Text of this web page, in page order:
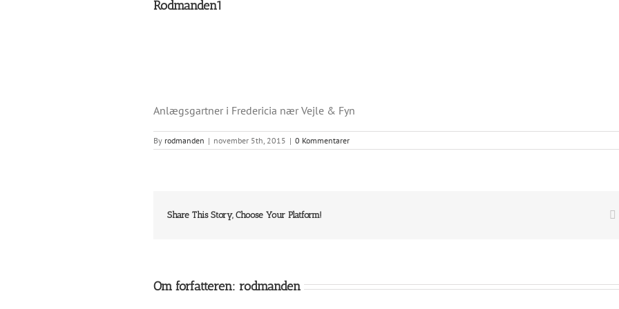
Rodmanden1
Anlægsgartner i Fredericia nær Vejle & Fyn
By rodmanden | november 5th, 2015 | 0 Kommentarer
Share This Story, Choose Your Platform!
Om forfatteren: rodmanden